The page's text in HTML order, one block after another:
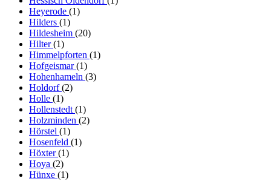
Heyerode (1)
Hilders (1)
Hildesheim (20)
Hilter(1)
Himmelpforten (1)
Hofgeismar(1)
Hohenhameln (3)
Holdorf(2)
Holle (1)
Hollenstedt (1)
Holzminden (2)
Hörstel (1)
Hosenfeld (1)
Höxter(1)
Hoya (2)
Hünxe (1)